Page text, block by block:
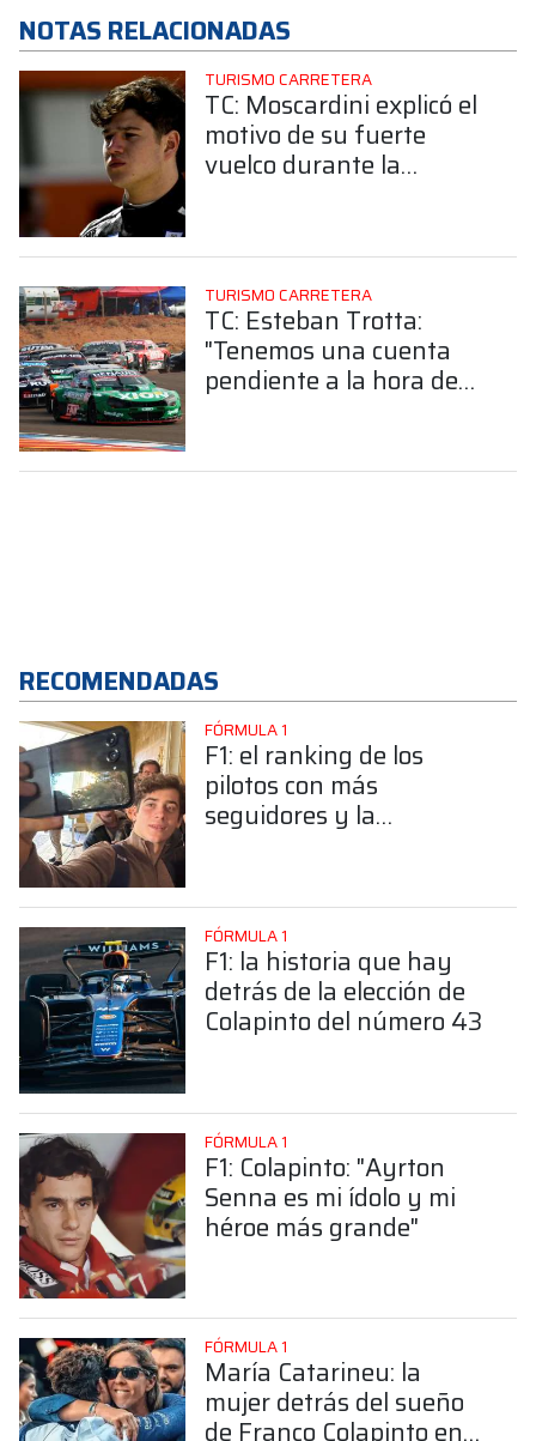
NOTAS RELACIONADAS
TURISMO CARRETERA
TC: Moscardini explicó el
motivo de su fuerte
vuelco durante la
TURISMO CARRETERA
TC: Esteban Trotta:
"Tenemos una cuenta
pendiente a la hora de
RECOMENDADAS
FÓRMULA 1
F1: el ranking de los
pilotos con más
seguidores y la
FÓRMULA 1
F1: la historia que hay
detrás de la elección de
Colapinto del número 43
FÓRMULA 1
F1: Colapinto: "Ayrton
Senna es mi ídolo y mi
héroe más grande"
FÓRMULA 1
María Catarineu: la
mujer detrás del sueño
de Franco Colapinto en